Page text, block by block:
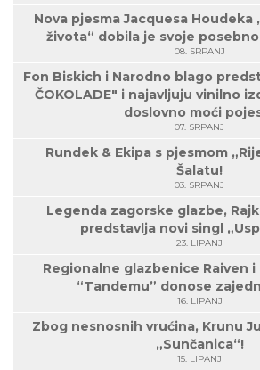
Nova pjesma Jacquesa Houdeka
života“ dobila je svoje
08. SRPANJ
Fon Biskich i Narodno blago
ČOKOLADE" i najavljuju vinilno
doslovno moći
07. SRPANJ
Rundek & Ekipa s pjesmom
Šalatu!
03. SRPANJ
Legenda zagorske glazbe,
predstavlja novi singl
23. LIPANJ
Regionalne glazbenice Raiven i
“Tandemu” donose
16. LIPANJ
Zbog nesnosnih vrućina, Krunu
„Sunčanica“!
15. LIPANJ